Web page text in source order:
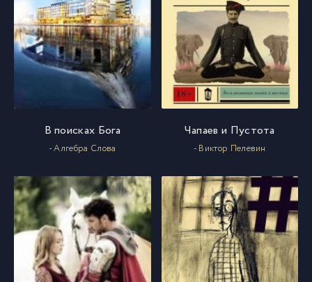
В поисках Бога
- Алгебра Слова
Чапаев и Пустота
- Виктор Пелевин